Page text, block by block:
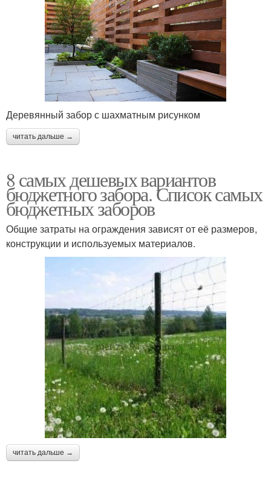
Деревянный забор с шахматным рисунком
читать дальше →
8 самых дешевых вариантов
бюджетного забора. Список самых
бюджетных заборов
Общие затраты на ограждения зависят от её размеров,
конструкции и используемых материалов.
читать дальше →